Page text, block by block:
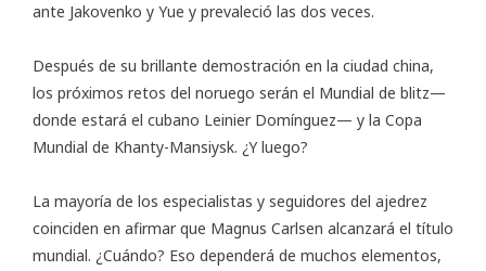
ante Jakovenko y Yue y prevaleció las dos veces.
Después de su brillante demostración en la ciudad china,
los próximos retos del noruego serán el Mundial de blitz—
donde estará el cubano Leinier Domínguez— y la Copa
Mundial de Khanty-Mansiysk. ¿Y luego?
La mayoría de los especialistas y seguidores del ajedrez
coinciden en afirmar que Magnus Carlsen alcanzará el título
mundial. ¿Cuándo? Eso dependerá de muchos elementos,